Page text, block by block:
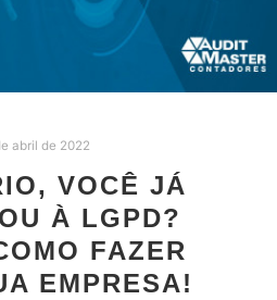
abril de 2022
VOCÊ JÁ
À LGPD?
FAZER
EMPRESA!